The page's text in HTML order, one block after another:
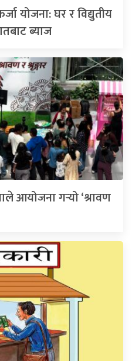
योजना: घर र विद्युतीय
ब्याज
आयोजना गर्‍यो ‘श्रावण